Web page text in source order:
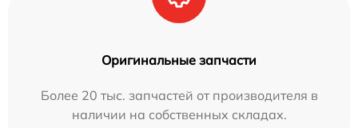
Оригинальные запчасти
Более 20 тыс. запчастей от производителя в
наличии на собственных складах.